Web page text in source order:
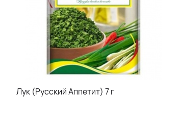
Лук (Русский Аппетит) 7 г